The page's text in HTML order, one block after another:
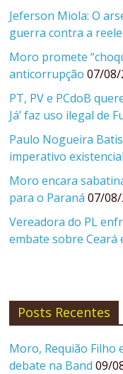
Jeferson Miola: O
guerra contra a
Moro promete
anticorrupção 07/08/
PT, PV e PCdoB
Já’ faz uso ilegal de
Paulo Nogueira
imperativo existencial
Moro encara
para o Paraná 07/
Vereadora do PL
embate sobre Ceará
Posts Recentes
Moro, Requião Filho
debate na Band 09/